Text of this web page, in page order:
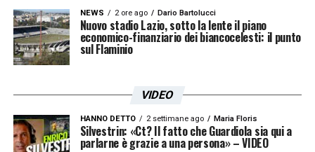
NEWS 2 ore ago Dario Bartolucci
Nuovo stadio Lazio, sotto la lente il piano
economico-finanziario dei biancocelesti: il punto
sul Flaminio
VIDEO
HANNO DETTO 2 settimane ago Maria Floris
Silvestrin: «Ct? Il fatto che Guardiola sia qui a
parlarne è grazie a una persona» – VIDEO